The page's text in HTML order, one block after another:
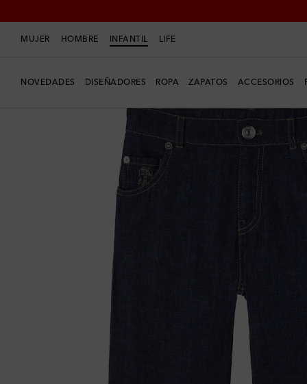
MUJER HOMBRE INFANTIL LIFE
NOVEDADES DISEÑADORES ROPA ZAPATOS ACCESORIOS